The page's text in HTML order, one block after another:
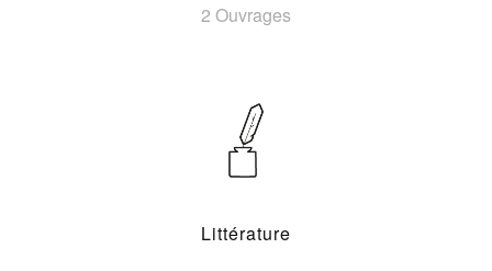
2 Ouvrages
Littérature